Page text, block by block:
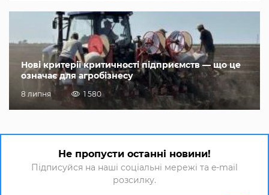
Нові критерії критичності підприємств — що це
означає для агробізнесу
8 липня 1 580
Не пропусти останні новини!
Підписуйся на наші соціальні мережі та e-mail
розсилку.